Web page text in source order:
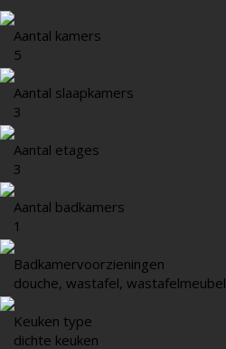
Aantal kamers
5
Aantal slaapkamers
3
Aantal etages
3
Aantal badkamers
1
Badkamervoorzieningen
douche, wastafel, wastafelmeubel
Keuken type
dichte keuken